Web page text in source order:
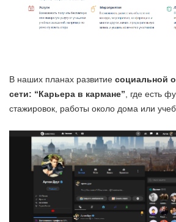
В наших планах развитие социальной
сети: “Карьера в кармане” , где есть
стажировок, работы около дома или